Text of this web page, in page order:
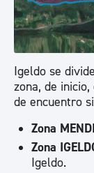
Igeldo se
zona, de
de encuentro
Zona
Zona
Igeldo.